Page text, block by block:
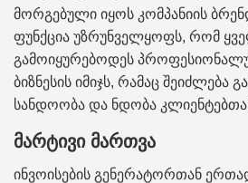
მორგებული იყოს კომპანიის
ფუნქცია უზრუნველყოფს, რომ
გამოიყურებოდეს
ბიზნესის იმიჯს, რამაც შეიძლება
სანდოობა და ნდობა
მარტივი მართვა
ინვოისების გენერატორთან